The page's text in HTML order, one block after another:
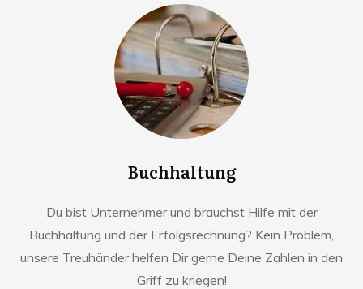
Buchhaltung
Du bist Unternehmer und brauchst Hilfe mit der
Buchhaltung und der Erfolgsrechnung? Kein Problem,
unsere Treuhänder helfen Dir gerne Deine Zahlen in den
Griff zu kriegen!